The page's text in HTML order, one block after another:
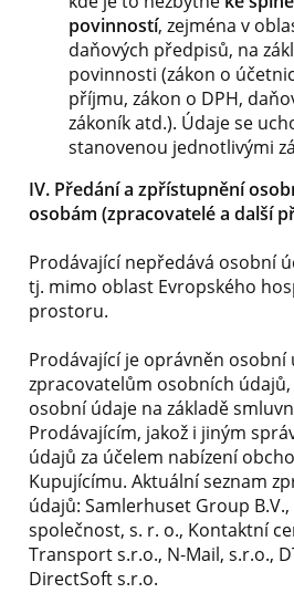
povinností, zejména v
daňových předpisů, na
povinnosti (zákon o
příjmu, zákon o DPH,
zákoník atd.). Údaje se
stanovenou jednotlivými
IV. Předání a zpřístupnění
osobám (zpracovatelé a další
Prodávající nepředává osobní
tj. mimo oblast Evropského
prostoru.
Prodávající je oprávněn osobní
zpracovatelům osobních
osobní údaje na základě
Prodávajícím, jakož i jiným
údajů za účelem nabízení
Kupujícímu. Aktuální seznam
údajů: Samlerhuset Group
společnost, s. r. o., Kontaktní
Transport s.r.o., N-Mail, s.r.o.,
DirectSoft s.r.o.